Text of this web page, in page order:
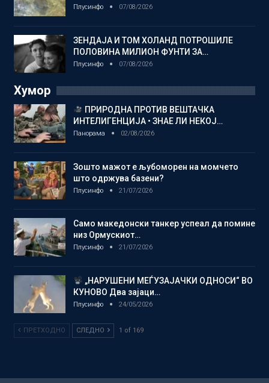
Плусинфо 07/08/2026
ЗЕНДАЈА И ТОМ ХОЛАНД ПОТРОШИЛЕ
ПОЛОВИНА МИЛИОН ФУНТИ ЗА…
Плусинфо 07/08/2026
Хумор
ПРИРОДНА ПРОТИВ ВЕШТАЧКА
ИНТЕЛИГЕНЦИЈА • ЗНАЕ ЛИ НЕКОЈ…
Панорама 02/08/2026
Зошто мажот е љубоморен на момчето
што одржува базени?
Плусинфо 21/07/2026
Само македонски танкер успеал да помине
низ Ормускиот…
Плусинфо 21/07/2026
„НАРУШЕНИ МЕЃУЗАЈАЧКИ ОДНОСИ“ ВО
КУНОВО Два зајаци…
Плусинфо 24/05/2026
ПРЕТХОДНО СЛЕДНО 1 of 169